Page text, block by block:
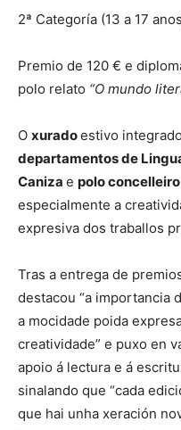
2ª Categoría (13 a 17
Premio de 120 € e
polo relato “O mundo
O xuradoestivo
departamentos de
Caniza e polo
especialmente a
expresiva dos traballos
Tras a entrega de
destacou “a importancia
a mocidade poida
creatividade” e puxo en
apoio á lectura e á
sinalando que “cada
que hai unha xeración